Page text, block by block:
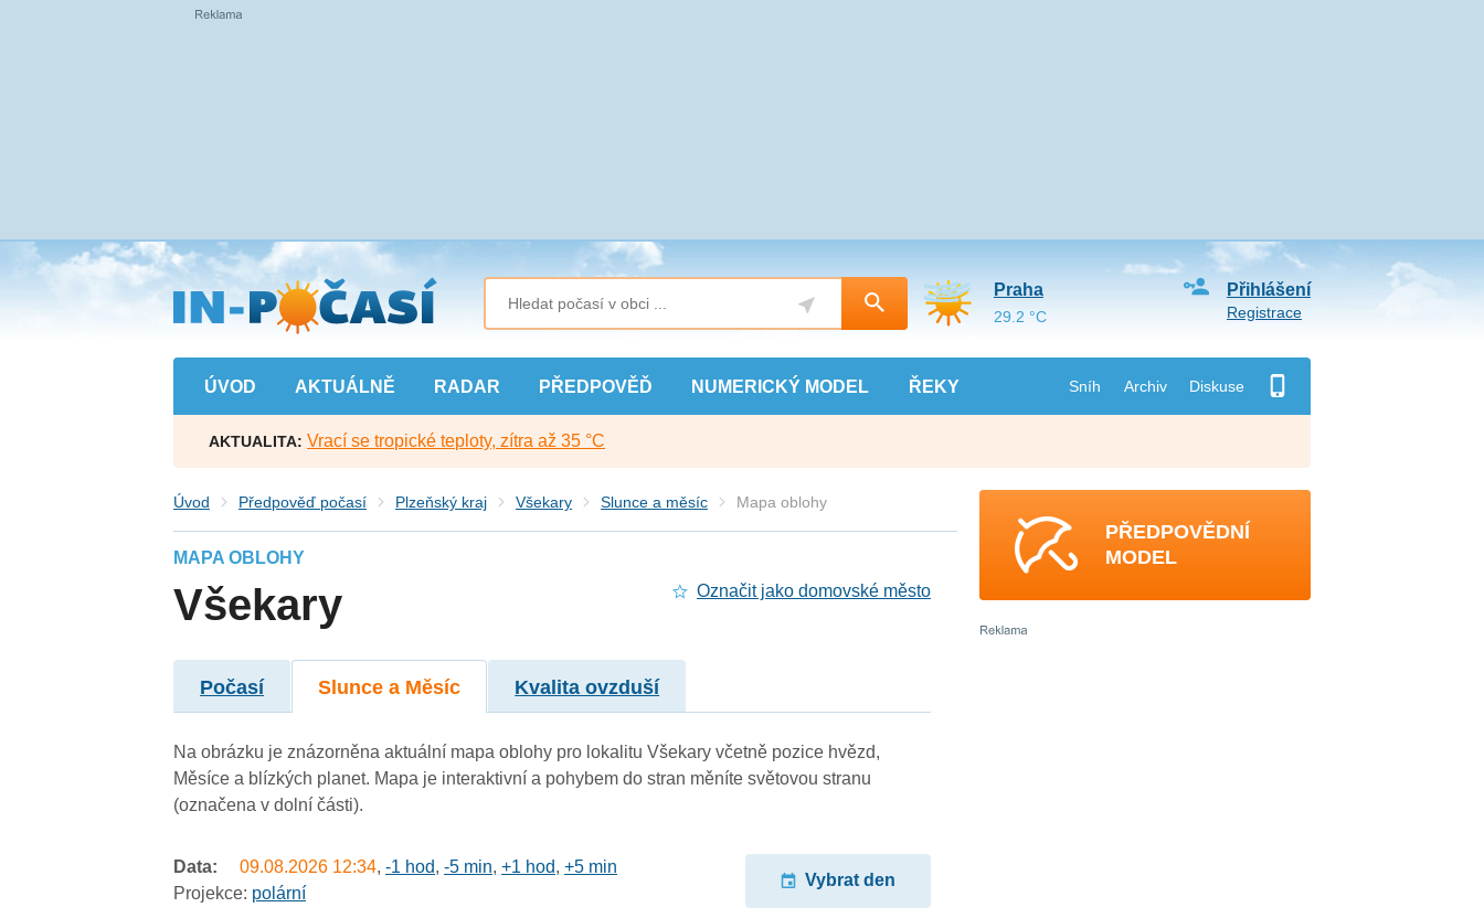
Přejít
na
hlavní
obsah
ÚVOD AKTUÁLNĚ RADAR PŘEDPOVĚĎ NUMERICKÝ MODEL ŘEKY Sníh Archiv Diskuse
Přihlášení
Registrace
Praha
29.2 °C
AKTUALITA: Vrací se tropické teploty, zítra až 35 °C
Úvod Předpověď počasí Plzeňský kraj Všekary Slunce a měsíc Mapa oblohy
MAPA OBLOHY
Všekary Označit jako domovské město
Počasí Slunce a Měsíc Kvalita ovzduší
Na obrázku je znázorněna aktuální mapa oblohy pro lokalitu Všekary včetně pozice hvězd,
Měsíce a blízkých planet. Mapa je interaktivní a pohybem do stran měníte světovou stranu
(označena v dolní části).
Data: 09.08.2026 12:34,-1 hod,-5 min,+1 hod,+5 min
Projekce: polární
Vybrat den
PŘEDPOVĚDNÍ
MODEL